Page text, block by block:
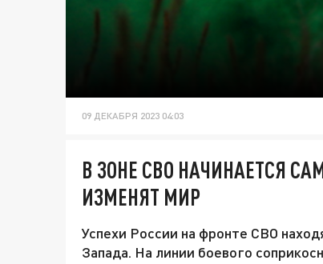
09 ДЕКАБРЯ 2023 04:03
В ЗОНЕ СВО НАЧИНАЕТСЯ
ИЗМЕНЯТ МИР
Успехи России на фронте СВО
Запада. На линии боевого